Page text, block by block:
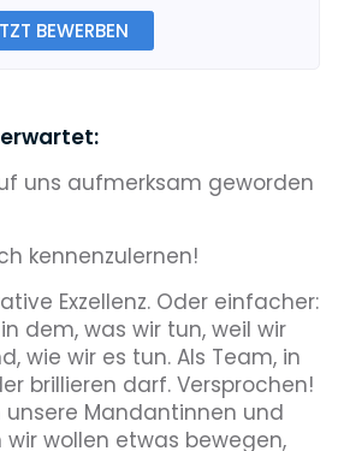
BEWERBEN
erwartet:
uns aufmerksam geworden
kennenzulernen!
Exzellenz. Oder einfacher:
dem, was wir tun, weil wir
wie wir es tun. Als Team, in
brillieren darf. Versprochen!
Mandantinnen und
wollen etwas bewegen,